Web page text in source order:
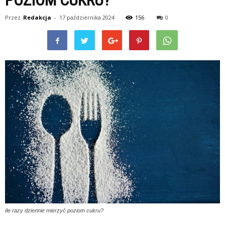
Przez Redakcja - 17 października 2024 156 0
Ile razy dziennie mierzyć poziom cukru?